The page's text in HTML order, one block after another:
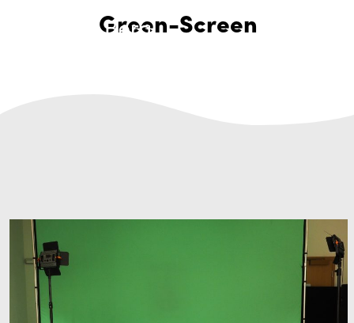
Green-Screen